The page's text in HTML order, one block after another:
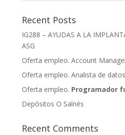
Recent Posts
IG288 – AYUDAS A LA
ASG
Oferta empleo. Account
Oferta empleo. Analista de datos
Oferta empleo. Programador
Depósitos O Salnés
Recent Comments